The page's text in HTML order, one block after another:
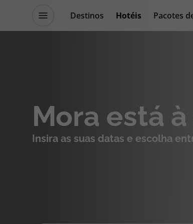
Destinos Hotéis
Pacotes
Promoções
Blog TopViagens
Voos
Mora está à
Insira as suas datas e escolha